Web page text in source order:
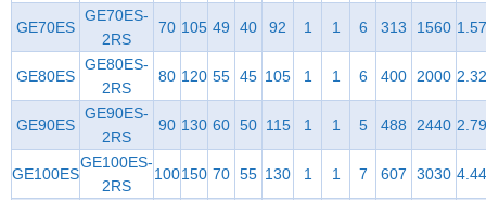
GE70ES
GE70ES-
2RS
70 105 49 40 92 1 1 6 313 1560
GE80ES
GE80ES-
2RS
80 120 55 45 105 1 1 6 400 2000
GE90ES
GE90ES-
2RS
90 130 60 50 115 1 1 5 488 2440
GE100ES
GE100ES-
2RS
100150 70 55 130 1 1 7 607 3030